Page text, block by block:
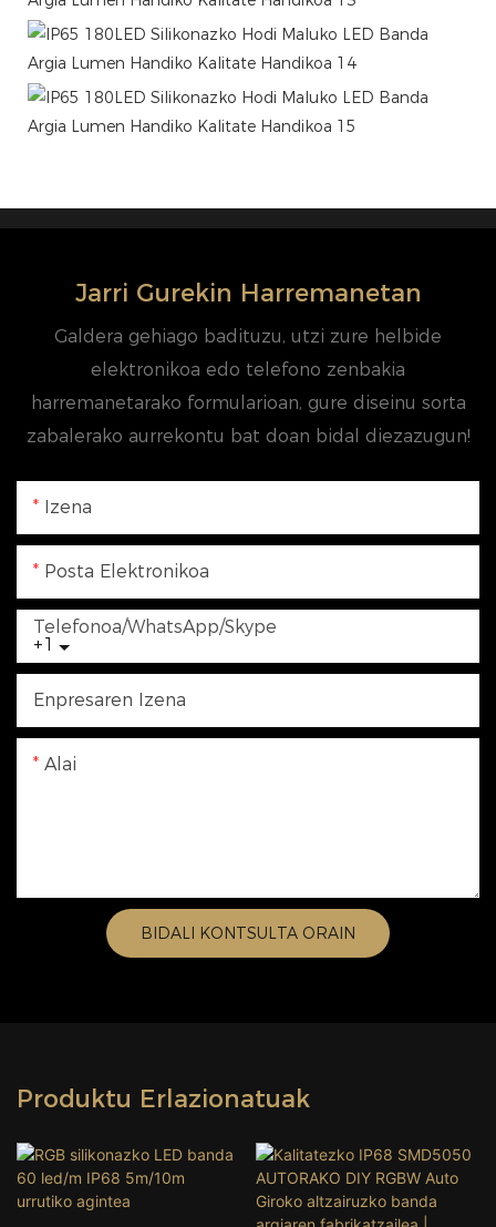
Jarri Gurekin Harremanetan
Galdera gehiago badituzu, utzi zure helbide
elektronikoa edo telefono zenbakia
harremanetarako formularioan, gure diseinu sorta
zabalerako aurrekontu bat doan bidal diezazugun!
Izena
Posta Elektronikoa
+1
Telefonoa/WhatsApp/Skype
Enpresaren Izena
Alai
BIDALI KONTSULTA ORAIN
Produktu Erlazionatuak